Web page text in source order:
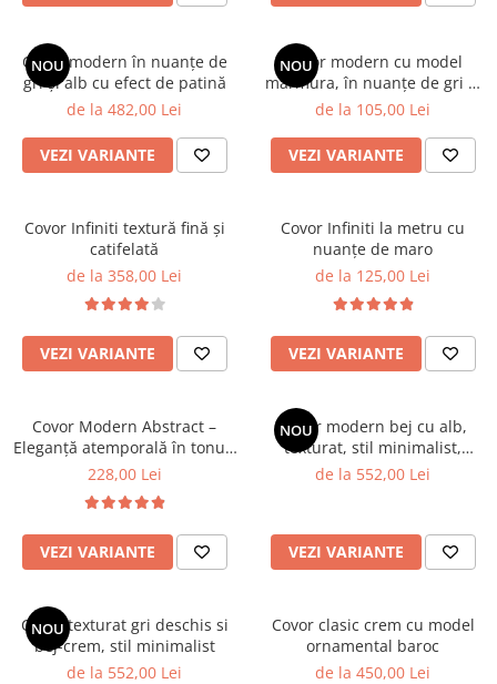
NOU
Covor modern în nuanțe de
gri și alb cu efect de patină
de la 482,00 Lei
VEZI VARIANTE
NOU
Covor modern cu model
marmura, în nuanțe de gri și
maro
de la 105,00 Lei
VEZI VARIANTE
Covor Infiniti textură fină și
catifelată
de la 358,00 Lei
VEZI VARIANTE
Covor Infiniti la metru cu
nuanțe de maro
de la 125,00 Lei
VEZI VARIANTE
Covor Modern Abstract –
Eleganță atemporală în tonuri
neutre
228,00 Lei
VEZI VARIANTE
NOU
Covor modern bej cu alb,
texturat, stil minimalist,
pentru living si dormitor
de la 552,00 Lei
VEZI VARIANTE
NOU
Covor texturat gri deschis si
bej-crem, stil minimalist
de la 552,00 Lei
Covor clasic crem cu model
ornamental baroc
de la 450,00 Lei